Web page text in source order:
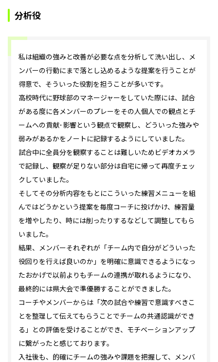
分析役
私は組織の強みと改善が必要な点を分析して洗い出し、メ
ンバーの行動にまで落とし込めるような提案を行うことが
得意で、そういった役割を担うことが多いです。
高校時代に野球部のマネージャーをしていた際には、試合
がある度に各メンバーのプレーをその人個人での観点とチ
ームへの貢献･影響という観点で観察し、どういった強みや
弱みがあるかをノートに記録するようにしていました。
試合中に全員分を観察することは難しいためビデオカメラ
で記録し、観察が足りない部分は自宅に帰って再度チェッ
クしていました。
そしてその分析内容をもとにこういった練習メニューを組
んではどうかという提案を毎度コーチに投げかけ、練習量
を増やしたり、時には削ったりするなどして調整してもら
いました。
結果、メンバーそれぞれが「チーム内で自分がどういった
役回りを行えば良いのか」を明確に意識できるようになっ
たおかげで以前よりもチームの連携が取れるようになり、
最終的には県大会で準優勝することができました。
コーチやメンバーからは「次の試合や練習で意識すべきこ
とを整理して伝えてもらうことでチームの共通認識ができ
る」との評価を受けることができ、モチベーションアップ
に繋がったと感じております。
入社後も、的確にチームの強みや課題を把握して、メンバ